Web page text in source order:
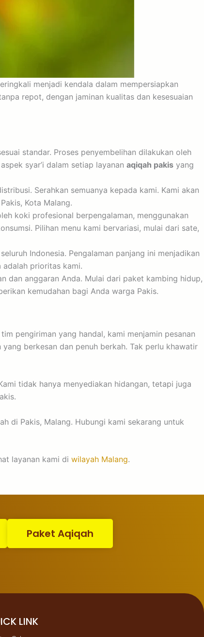
menjadi kendala dalam mempersiapkan
repot, dengan jaminan kualitas dan kesesuaian
standar. Proses penyembelihan dilakukan oleh
syar’i dalam setiap layanan aqiqah pakis yang
Serahkan semuanya kepada kami. Kami akan
Kota Malang.
koki profesional berpengalaman, menggunakan
Pilihan menu kami bervariasi, mulai dari sate,
Indonesia. Pengalaman panjang ini menjadikan
adalah prioritas kami.
dan anggaran Anda. Mulai dari paket kambing hidup,
kemudahan bagi Anda warga Pakis.
pengiriman yang handal, kami menjamin pesanan
berkesan dan penuh berkah. Tak perlu khawatir
tidak hanya menyediakan hidangan, tetapi juga
di Pakis, Malang. Hubungi kami sekarang untuk
layanan kami di wilayah Malang.
Paket Aqiqah
LINK